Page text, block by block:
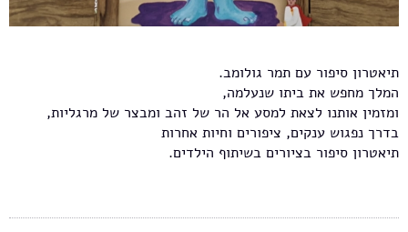
תיאטרון סיפור עם תמר גולומב.
המלך מחפש את ביתו שנעלמה,
ומזמין אותנו לצאת למסע אל הר של זהב ומבצר של מרגליות,
בדרך נפגוש ענקים, ציפורים וחיות אחרות
תיאטרון סיפור בציורים בשיתוף הילדים.